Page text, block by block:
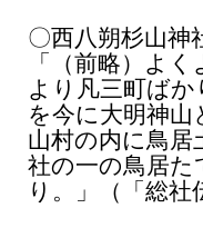
〇西八朔杉山神
「（前略）よ
より凡三町ば
を今に大明神
山村の内に鳥
社の一の鳥居
り。」（「総社